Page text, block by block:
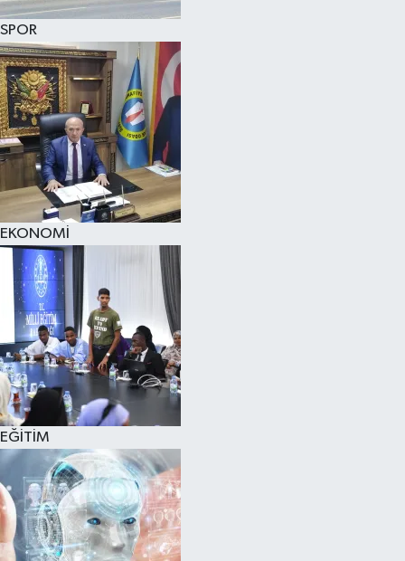
SPOR
EKONOMİ
EĞİTİM